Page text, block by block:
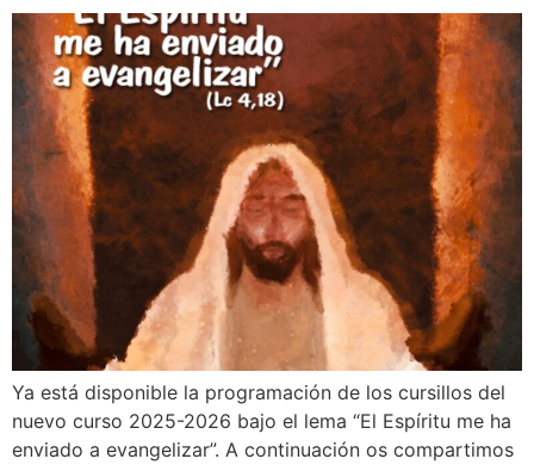
Ya está disponible la programación de los cursillos del
nuevo curso 2025-2026 bajo el lema “El Espíritu me ha
enviado a evangelizar”. A continuación os compartimos